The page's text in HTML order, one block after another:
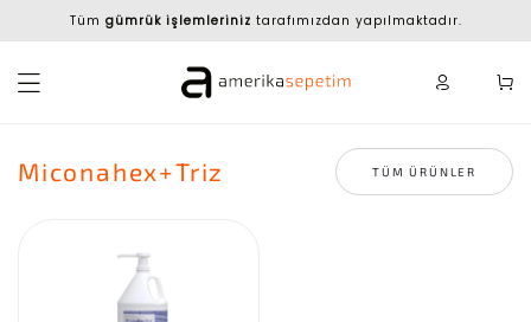
Tüm gümrük işlemleriniz tarafımızdan yapılmaktadır.
Miconahex+Triz TÜM ÜRÜNLER